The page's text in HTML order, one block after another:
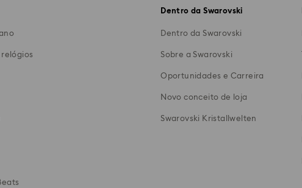
Dentro da Swarovski
Dentro da Swarovski
Sobre a Swarovski
Oportunidades e Carreira
Novo conceito de loja
Swarovski Kristallwelten​